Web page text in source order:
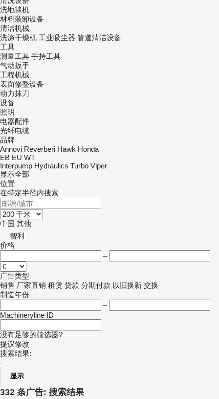
洗地毯机
材料装卸设备
清洁机械
洗涤干燥机 工业吸尘器 管道清洁设备
工具
测量工具 手持工具
气动扳手
工程机械
表面修整设备
动力抹刀
设备
照明
电器配件
光纤电缆
品牌
Annovi Reverberi Hawk Honda
EB EU WT
Interpump Hydraulics Turbo Viper
显示全部
位置
在特定半径内搜索
中国 其他
智利
价格
–
广告类型
销售 厂家直销 租赁 贷款 分期付款 以旧换新 交换
制造年份
–
Machineryline ID
没有足够的筛选器?
提议修改
搜索结果:
-
显示
332 条广告: 搜索结果